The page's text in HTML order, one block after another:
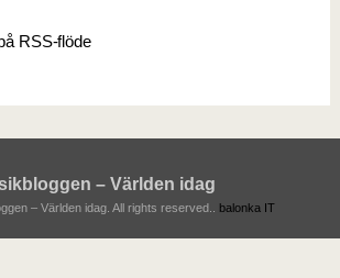
– Världen idag
– Världen idag. All rights reserved.. balonka IT